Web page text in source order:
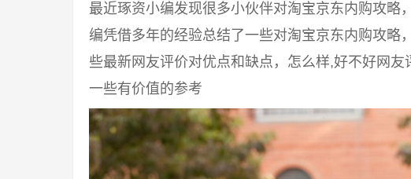
最近琢资小编发现很多小伙伴对淘宝京东内购攻略
编凭借多年的经验总结了一些对淘宝京东内购攻略
些最新网友评价对优点和缺点，怎么样,好不好网
一些有价值的参考